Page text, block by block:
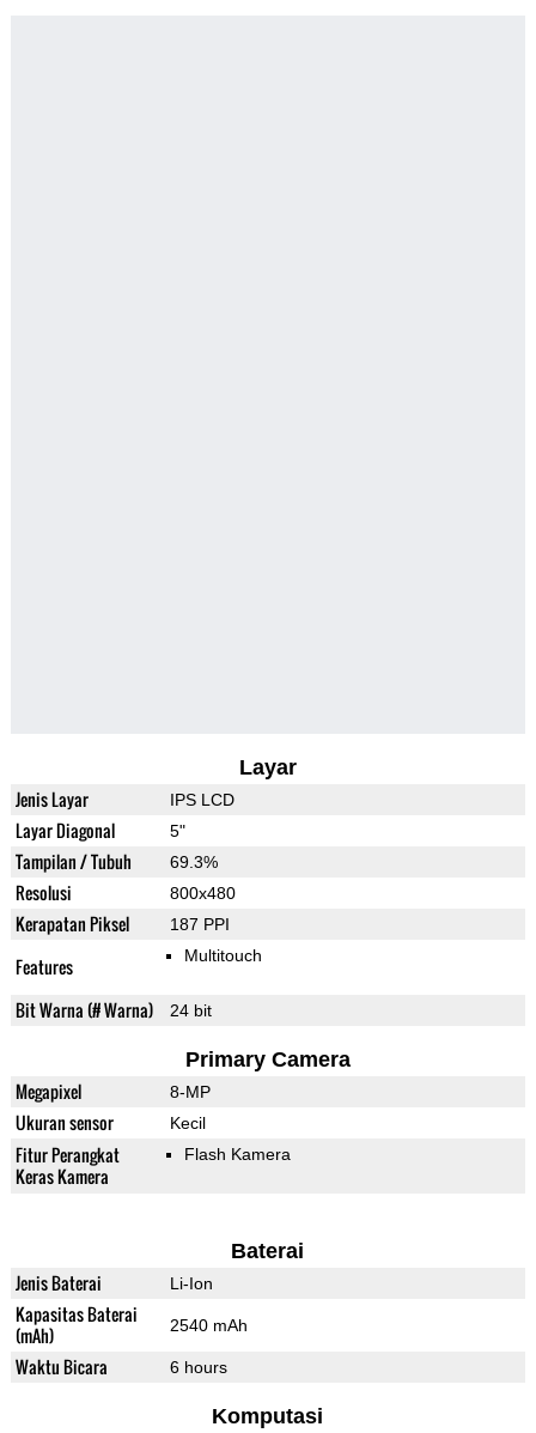
Layar
Jenis Layar IPS LCD
Layar Diagonal 5"
Tampilan / Tubuh 69.3%
Resolusi 800x480
Kerapatan Piksel 187 PPI
Features Multitouch
Bit Warna (# Warna) 24 bit
Primary Camera
Megapixel 8-MP
Ukuran sensor Kecil
Fitur Perangkat
Keras Kamera
Flash Kamera
Baterai
Jenis Baterai Li-Ion
Kapasitas Baterai
(mAh)
2540 mAh
Waktu Bicara 6 hours
Komputasi